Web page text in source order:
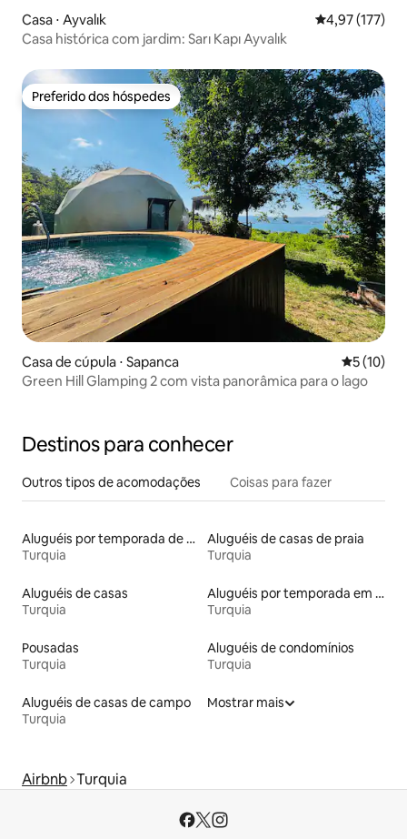
Casa ⋅ Ayvalık 4,97 de uma
4,97 (177)
Casa histórica com jardim: Sarı Kapı Ayvalık
Preferido dos hóspedes
Preferido dos hóspedes
Casa de cúpula ⋅ Sapanca 5 de uma
5 (10)
Green Hill Glamping 2 com vista panorâmica para o lago
Destinos para conhecer
Outros tipos de acomodações Coisas para fazer
Aluguéis por temporada de acomodações de luxo
Turquia
Aluguéis de casas de praia
Turquia
Aluguéis de casas
Turquia
Aluguéis por temporada em resorts
Turquia
Pousadas
Turquia
Aluguéis de condomínios
Turquia
Aluguéis de casas de campo
Turquia
Mostrar mais
Airbnb Turquia